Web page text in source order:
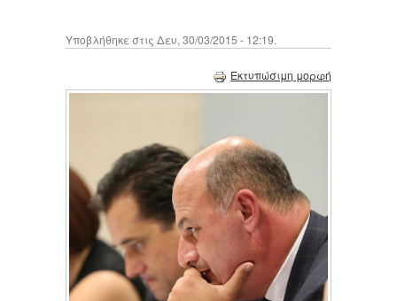
Υποβλήθηκε στις Δευ, 30/03/2015 - 12:19.
Εκτυπώσιμη μορφή